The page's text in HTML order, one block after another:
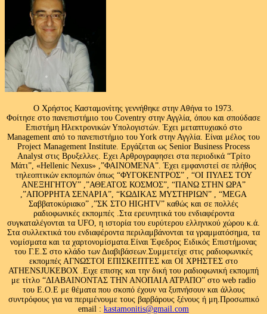
Ο Χρήστος Κασταμονίτης γεννήθηκε στην Αθήνα το 1973.
Φοίτησε στο πανεπιστήμιο του Coventry στην Αγγλία, όπου και σπούδασε
Επιστήμη Ηλεκτρονικών Υπολογιστών. Έχει μεταπτυχιακό στο
Management από το πανεπιστήμιο του Υork στην Αγγλία. Είναι μέλος του
Project Management Institute. Εργάζεται ως Senior Business Process
Analyst στις Βρυξελλες. Εχει Αρθρογραφησει στα περιοδικά “Τρίτο
Μάτι”, «Hellenic Nexus» ,”ΦΑΙΝΟΜΕΝΑ”. Έχει εμφανιστεί σε πλήθος
τηλεοπτικών εκπομπών όπως “ΦΥΓΟΚΕΝΤΡΟΣ” , “ΟΙ ΠΥΛΕΣ ΤΟΥ
ΑΝΕΞΗΓΗΤΟΥ” ,”ΑΘΕΑΤΟΣ ΚΟΣΜΟΣ”, “ΠΑΝΩ ΣΤΗΝ ΩΡΑ”
,”ΑΠΟΡΡΗΤΑ ΣΕΝΑΡΙΑ”, “ΚΩΔΙΚΑΣ ΜΥΣΤΗΡΙΩΝ” , “MEGA
Σαββατοκύριακο” ,”ΣΚ ΣΤΟ HIGHTV” καθώς και σε πολλές
ραδιοφωνικές εκπομπές .Στα ερευνητικά του ενδιαφέροντα
συγκαταλέγονται τα UFO, η ιστορία του ευρύτερου ελληνικού χώρου κ.ά.
Στα συλλεκτικά του ενδιαφέροντα περιλαμβάνονται τα γραμματόσημα, τα
νομίσματα και τα χαρτονομίσματα.Είναι Έφεδρος Ειδικός Επιστήμονας
του Γ.Ε.Σ στο κλάδο των Διαβιβάσεων.Συμμετείχε στις ραδιοφωνικές
εκπομπές ΑΓΝΩΣΤΟΙ ΕΠΙΣΚΕΠΤΕΣ και ΟΙ ΧΡΗΣΤΕΣ στο
ATHENSJUKEBOX .Ειχε επισης και την δική του ραδιοφωνική εκπομπή
με τίτλο “ΔΙΑΒΑΙΝΟΝΤΑΣ ΤΗΝ ΑΝΟΠΑΙΑ ΑΤΡΑΠΟ” στο web radio
του Ε.Ο.Ε με θέματα που σκοπό έχουν να ξυπνήσουν και άλλους
συντρόφους για να περιμένουμε τους βαρβάρους ξένους ή μη.Προσωπικό
email : kastamonitis@gmail.com